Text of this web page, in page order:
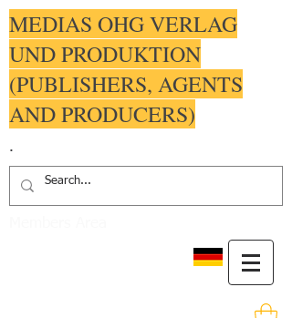
MEDIAS OHG VERLAG
UND PRODUKTION
(PUBLISHERS, AGENTS
AND PRODUCERS)
.